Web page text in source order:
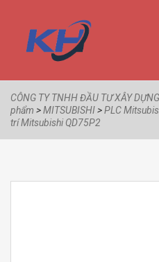
CÔNG TY TNHH ĐẦU TƯ XÂY
phẩm >MITSUBISHI>PLC
trí Mitsubishi QD75P2